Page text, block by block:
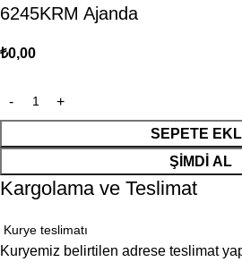
6245KRM Ajanda
₺0,00
SEPETE
ŞIMDI AL
Kargolama ve Teslimat
Kurye teslimatı
Kuryemiz belirtilen adrese teslimat